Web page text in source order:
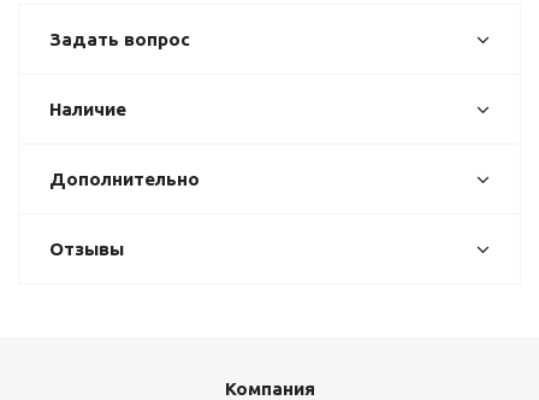
Задать вопрос
Наличие
Дополнительно
Отзывы
Компания